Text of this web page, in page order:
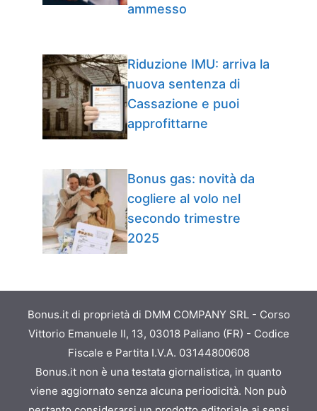
ammesso
Riduzione IMU: arriva la
nuova sentenza di
Cassazione e puoi
approfittarne
Bonus gas: novità da
cogliere al volo nel
secondo trimestre
2025
Bonus.it di proprietà di DMM COMPANY SRL - Corso
Vittorio Emanuele II, 13, 03018 Paliano (FR) - Codice
Fiscale e Partita I.V.A. 03144800608
Bonus.it non è una testata giornalistica, in quanto
viene aggiornato senza alcuna periodicità. Non può